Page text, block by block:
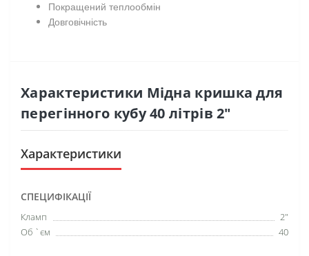
Покращений теплообмін
Довговічність
Характеристики Мідна кришка для
перегінного кубу 40 літрів 2"
Характеристики
СПЕЦИФІКАЦІЇ
Кламп
2"
Об `єм
40